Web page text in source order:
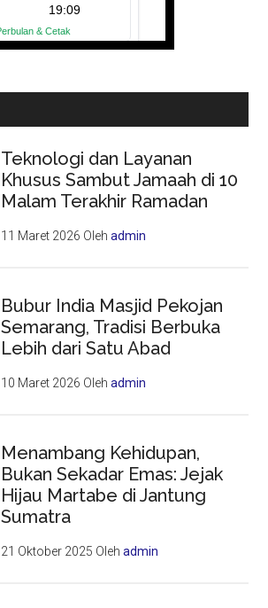
Teknologi dan Layanan
Khusus Sambut Jamaah di 10
Malam Terakhir Ramadan
11 Maret 2026 Olehadmin
Bubur India Masjid Pekojan
Semarang, Tradisi Berbuka
Lebih dari Satu Abad
10 Maret 2026 Olehadmin
Menambang Kehidupan,
Bukan Sekadar Emas: Jejak
Hijau Martabe di Jantung
Sumatra
21 Oktober 2025 Olehadmin